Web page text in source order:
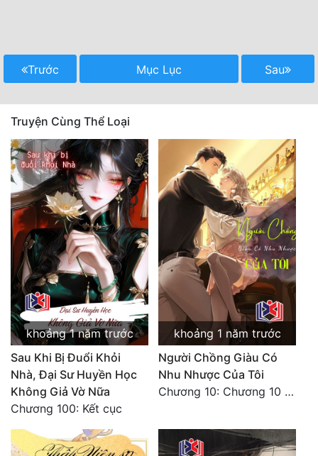
Trước Mục Lục Sau
Truyện Cùng Thể Loại
khoảng 1 năm trước
Sau Khi Bị Đuổi Khỏi
Nhà, Đại Sư Huyền Học
Không Giả Vờ Nữa
Chương 100: Kết cục
khoảng 1 năm trước
Người Chồng Giàu Có
Nhu Nhược Của Tôi
Chương 10: Chương 10 (Hoàn)